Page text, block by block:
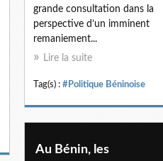
grande consultation dans la
perspective d’un imminent
remaniement...
Lire la suite
Tag(s) : #Politique Béninoise
Au Bénin, les